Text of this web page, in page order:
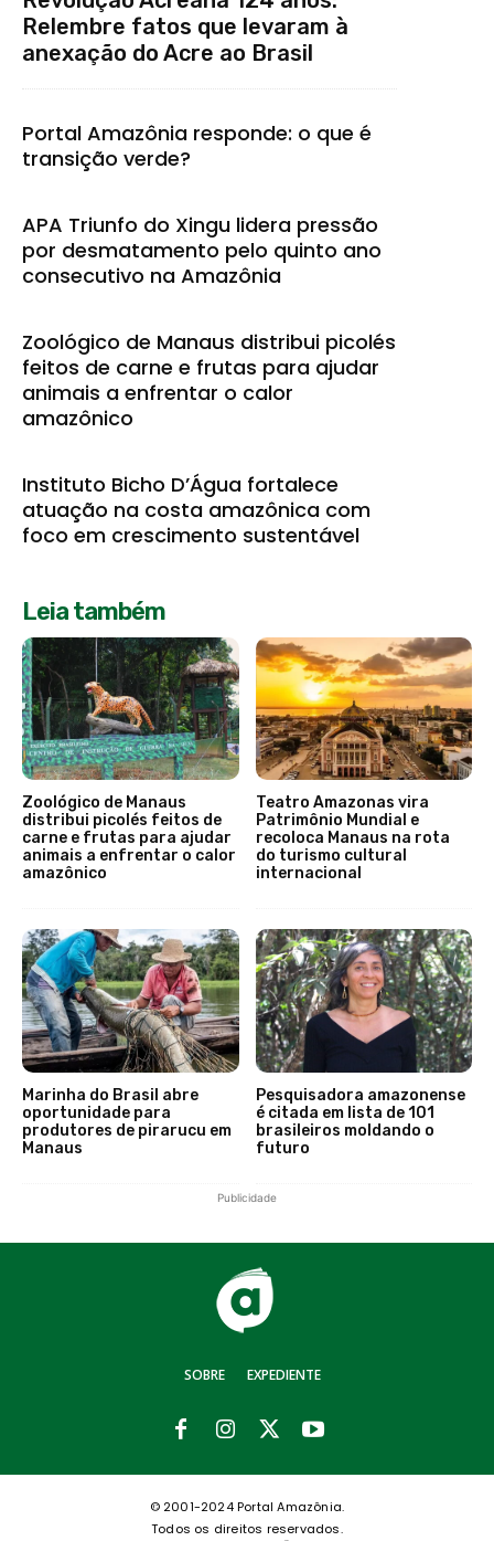
Relembre fatos que levaram à
anexação do Acre ao Brasil
Portal Amazônia responde: o que é
transição verde?
APA Triunfo do Xingu lidera pressão
por desmatamento pelo quinto ano
consecutivo na Amazônia
Zoológico de Manaus distribui picolés
feitos de carne e frutas para ajudar
animais a enfrentar o calor
amazônico
Instituto Bicho D’Água fortalece
atuação na costa amazônica com
foco em crescimento sustentável
Leia também
Zoológico de Manaus
distribui picolés feitos de
carne e frutas para ajudar
animais a enfrentar o calor
amazônico
Teatro Amazonas vira
Patrimônio Mundial e
recoloca Manaus na rota
do turismo cultural
internacional
Marinha do Brasil abre
oportunidade para
produtores de pirarucu em
Manaus
Pesquisadora amazonense
é citada em lista de 101
brasileiros moldando o
futuro
Publicidade
SOBRE EXPEDIENTE
© 2001-2024 Portal Amazônia.
Todos os direitos reservados.